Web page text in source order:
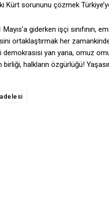
Kürt sorununu çözmek
giderken işçi sınıfının,
ortaklaştırmak her
demokrasisi yan yana, omuz
halkların özgürlüğü!